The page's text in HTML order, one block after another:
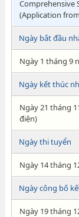
Comprehensive
(Application
Ngày bắt đầu
Ngày 1 tháng 9
Ngày kết thúc
Ngày 21 tháng
điện)
Ngày thi tuyển
Ngày 14 tháng
Ngày công bố
Ngày 19 tháng